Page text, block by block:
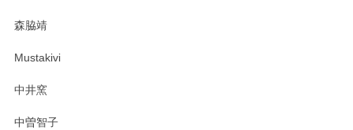
森脇靖
Mustakivi
中井窯
中曽智子